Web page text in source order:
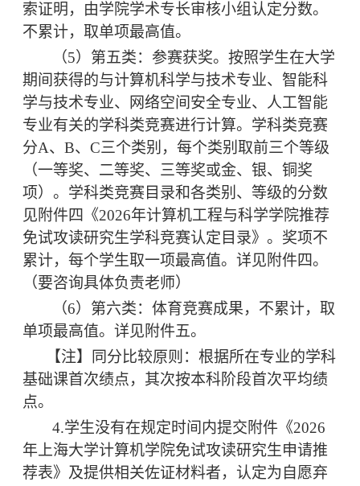
索证明，由学院学术专长审核小组认定分数。
不累计， 取单项最高值。
（5）第五类： 参赛获奖。 按照学生在大学
期间获得的与计算机科学与技术专业、智能科
学与技术专业、网络空间安全专业、人工智能
专业有关的学科类竞赛进行计算。 学科类竞赛
分A、 B、 C三个类别，每个类别取前三个等级
（一等奖、二等奖、三等奖或金、银、铜奖
项）。学科类竞赛目录和各类别、等级的分数
见附件四《2026年计算机工程与科学学院推荐
免试攻读研究生学科竞赛认定 目录》 。奖项不
累计，每个学生取一项最高值。详见附件四。
（要咨询具体负责老师）
（6）第六类：体育竞赛成果， 不累计，取
单项最高值。详见附件五。
【注】同分比较原则：根据所在专业的学科
基础课首次绩点，其次按本科阶段首次平均绩
点。
4.学生没有在规定时间内提交附件《2026
年上海大学计算机学院免试攻读研究生申请推
荐表》及提供相关佐证材料者，认定为自愿弃